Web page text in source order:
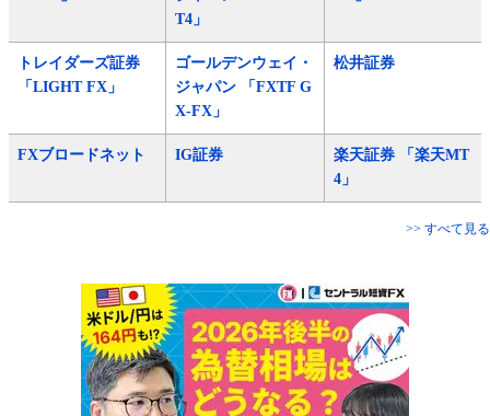
T4」
トレイダーズ証券
「LIGHT FX」
ゴールデンウェイ・
ジャパン 「FXTF G
X-FX」
松井証券
FXブロードネット IG証券
楽天証券 「楽天MT
4」
>> すべて見る